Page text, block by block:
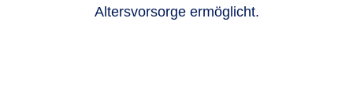
Altersvorsorge ermöglicht.